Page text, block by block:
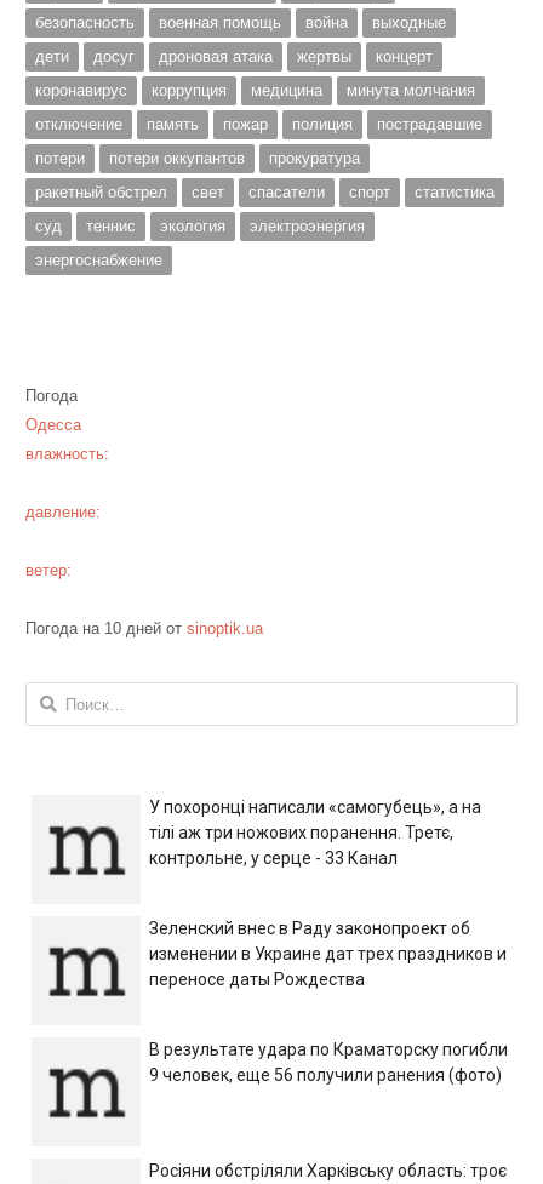
безопасность
военная помощь война
выходные
дети
досуг дроновая атака жертвы
концерт
коронавирус
коррупция медицина
минута молчания
отключение
память пожар полиция
пострадавшие
потери
потери оккупантов
прокуратура
ракетный обстрел
свет спасатели спорт
статистика
суд
теннис экология
электроэнергия
энергоснабжение
Погода
Одесса
влажность:
давление:
ветер:
Погода на 10 дней от sinoptik.ua
Найти:
У похоронці написали «самогубець», а на
тілі аж три ножових поранення. Третє,
контрольне, у серце - 33 Канал
Зеленский внес в Раду законопроект об
изменении в Украине дат трех праздников и
переносе даты Рождества
В результате удара по Краматорску погибли
9 человек, еще 56 получили ранения (фото)
Росіяни обстріляли Харківську область: троє